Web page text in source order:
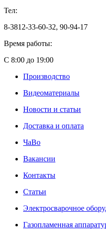
Тел:
8-3812-33-60-32, 90-94-17
Время работы:
С 8:00 до 19:00
Производство
Видеоматериалы
Новости и статьи
Доставка и оплата
ЧаВо
Вакансии
Контакты
Статьи
Электросварочное
Газопламенная